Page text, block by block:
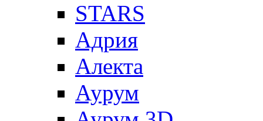
STARS
Адрия
Алекта
Аурум